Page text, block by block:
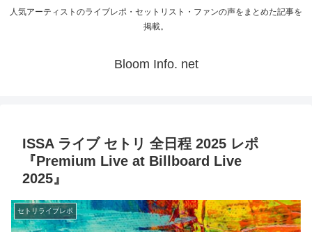
人気アーティストのライブレポ・セットリスト・ファンの声をまとめた記事を
掲載。
Bloom Info. net
ISSA ライブ セトリ 全日程 2025 レポ
『Premium Live at Billboard Live
2025』
セトリライブレポ